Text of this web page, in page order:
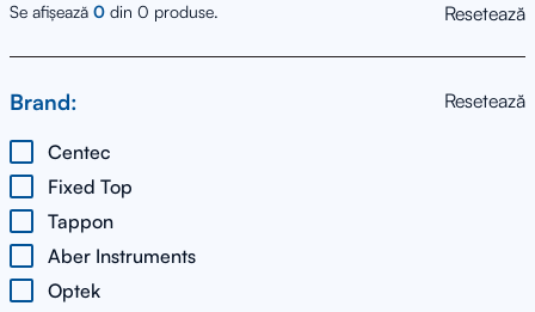
Se afișează 0 din 0 produse. Resetează
Brand: Resetează
Centec
Fixed Top
Tappon
Aber Instruments
Optek